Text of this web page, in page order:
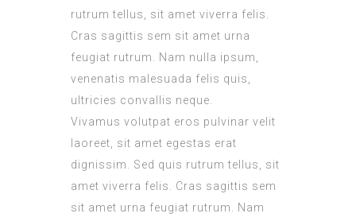
rutrum tellus, sit amet viverra felis.
Cras sagittis sem sit amet urna
feugiat rutrum. Nam nulla ipsum,
venenatis malesuada felis quis,
ultricies convallis neque.
Vivamus volutpat eros pulvinar velit
laoreet, sit amet egestas erat
dignissim. Sed quis rutrum tellus, sit
amet viverra felis. Cras sagittis sem
sit amet urna feugiat rutrum. Nam